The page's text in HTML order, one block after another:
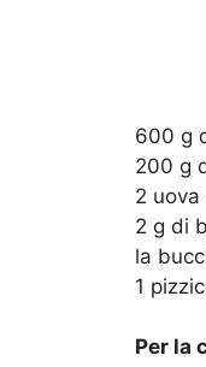
600 g
200 g
2 uova
2 g di
la
1
Per la